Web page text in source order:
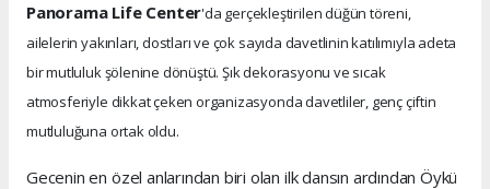
Panorama Life Center'da gerçekleştirilen düğün töreni,
ailelerin yakınları, dostları ve çok sayıda davetlinin katılımıyla adeta
bir mutluluk şölenine dönüştü. Şık dekorasyonu ve sıcak
atmosferiyle dikkat çeken organizasyonda davetliler, genç çiftin
mutluluğuna ortak oldu.
Gecenin en özel anlarından biri olan ilk dansın ardından Öykü